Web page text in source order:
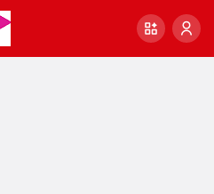
Paylaş